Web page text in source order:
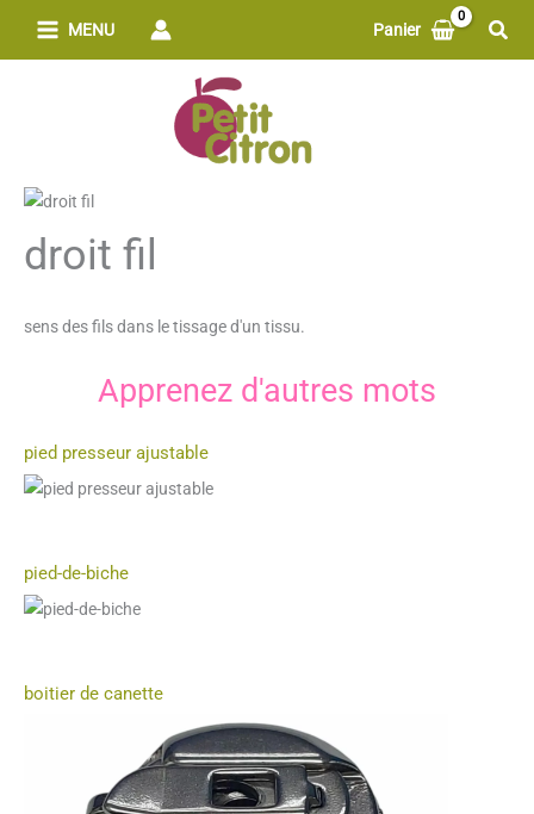
MENU Panier
droit fil
sens des fils dans le tissage d'un tissu.
Apprenez d'autres mots
pied presseur ajustable
pied-de-biche
boitier de canette